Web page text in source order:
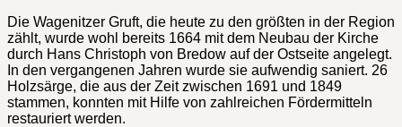
Die Wagenitzer Gruft, die heute zu den größten in der Region
zählt, wurde wohl bereits 1664 mit dem Neubau der Kirche
durch Hans Christoph von Bredow auf der Ostseite angelegt.
In den vergangenen Jahren wurde sie aufwendig saniert. 26
Holzsärge, die aus der Zeit zwischen 1691 und 1849
stammen, konnten mit Hilfe von zahlreichen Fördermitteln
restauriert werden.